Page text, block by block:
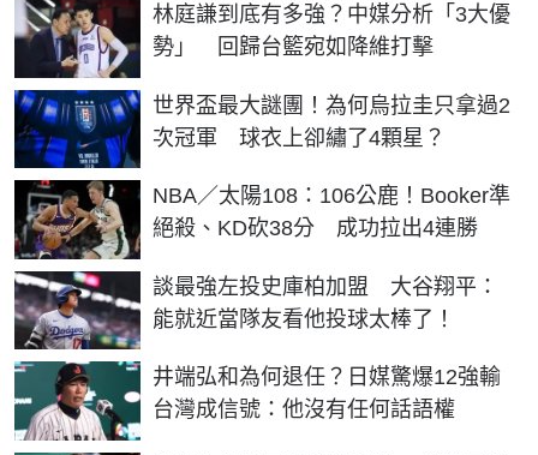
林庭謙到底有多強？中媒分析「3大優
勢」 回歸台籃宛如降維打擊
世界盃最大謎團！為何烏拉圭只拿過2
次冠軍 球衣上卻繡了4顆星？
NBA／太陽108：106公鹿！Booker準
絕殺、KD砍38分 成功拉出4連勝
談最強左投史庫柏加盟 大谷翔平：
能就近當隊友看他投球太棒了！
井端弘和為何退任？日媒驚爆12強輸
台灣成信號：他沒有任何話語權